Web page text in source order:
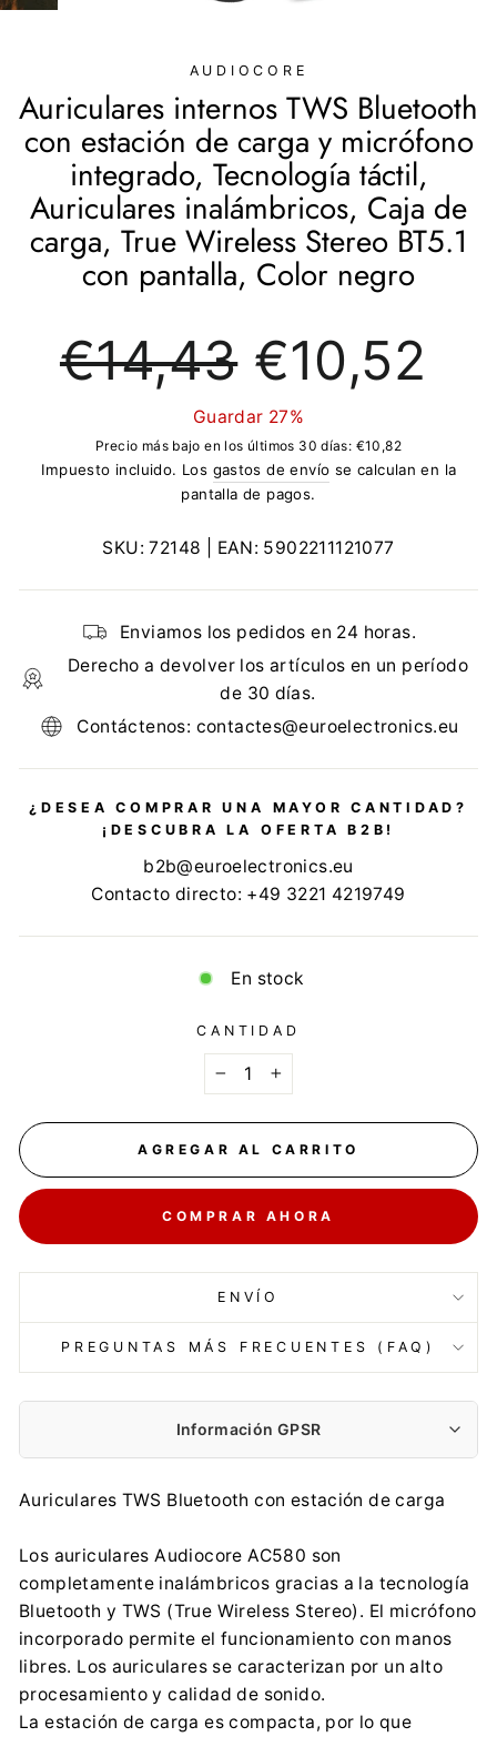
AUDIOCORE
Auriculares internos TWS Bluetooth
con estación de carga y micrófono
integrado, Tecnología táctil,
Auriculares inalámbricos, Caja de
carga, True Wireless Stereo BT5.1
con pantalla, Color negro
regular
€14,43
de
oferta
€10,52
Guardar 27%
Precio más bajo en los últimos 30 días: €10,82
Impuesto incluido. Los gastos de envío se calculan en la
pantalla de pagos.
SKU:72148 | EAN: 5902211121077
Enviamos los pedidos en 24 horas.
Derecho a devolver los artículos en un período
de 30 días.
Contáctenos: contactes@euroelectronics.eu
¿DESEA COMPRAR UNA MAYOR CANTIDAD?
¡DESCUBRA LA OFERTA B2B!
b2b@euroelectronics.eu
Contacto directo: +49 3221 4219749
En stock
CANTIDAD
+
AGREGAR AL CARRITO
COMPRAR AHORA
ENVÍO
PREGUNTAS MÁS FRECUENTES (FAQ)
Información GPSR
Fabricante:
Centrumelektroniki.EU Sp. z o.o.
contact@centrumelektroniki.pl
+48 32 284 72 22
Centrumelektroniki.EU Sp. z o.o.
Korfantego 7, 42-600 Tarnowskie Góry
contact@centrumelektroniki.pl
+48 32 284 72 22
Auriculares TWS Bluetooth con estación de carga
Los auriculares Audiocore AC580 son
completamente inalámbricos gracias a la tecnología
Bluetooth y TWS (True Wireless Stereo). El micrófono
incorporado permite el funcionamiento con manos
libres. Los auriculares se caracterizan por un alto
procesamiento y calidad de sonido.
La estación de carga es compacta, por lo que